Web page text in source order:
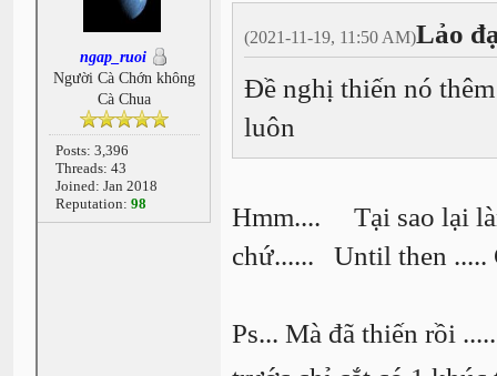
ngap_ruoi
Người Cà Chớn không
Cà Chua
Posts: 3,396
Threads: 43
Joined: Jan 2018
Reputation: 98
(2021-11-19, 11:50 AM)Lảo
Đề nghị thiến nó
luôn
Hmm.... Tại sao lại
chứ...... Until then .....
Ps... Mà đã thiến rồi